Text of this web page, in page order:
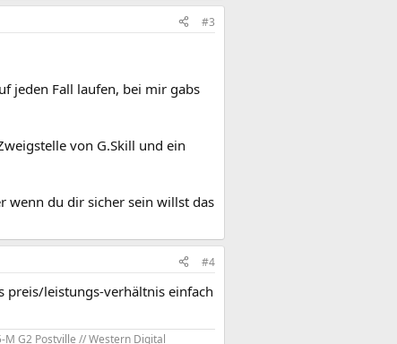
#3
jeden Fall laufen, bei mir gabs
von G.Skill und ein
wenn du dir sicher sein willst das
#4
preis/leistungs-verhältnis einfach
M G2 Postville // Western Digital